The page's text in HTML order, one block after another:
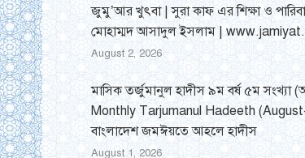
জুমু’আর খুৎবা | সুরা কাফ এর শিক্ষা ও
মোহাম্মদ আসাদুল ইসলাম |
August 2, 2026
মাসিক তর্জুমানুল হাদীস ৯ম বর্ষ ৫ম
Monthly Tarjumanul Hadeeth
বাংলাদেশ জমঈয়তে আহলে হাদীস
August 1, 2026